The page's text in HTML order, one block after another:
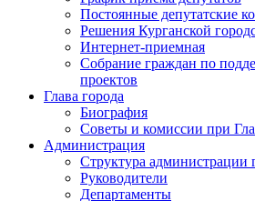
Постоянные депутатские
Решения Курганской
Интернет-приемная
Собрание граждан по
проектов
Глава города
Биография
Советы и комиссии при
Администрация
Структура администрации
Руководители
Департаменты